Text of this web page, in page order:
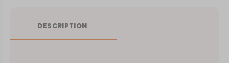
DESCRIPTION